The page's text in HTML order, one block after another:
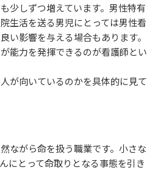
少しずつ増えています。男性特有
生活を送る男児にとっては男性看
い影響を与える場合もあります。
能力を発揮できるのが看護師とい
が向いているのかを具体的に見て
ながら命を扱う職業です。小さな
にとって命取りとなる事態を引き